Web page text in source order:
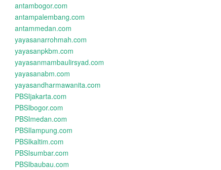
antambogor.com
antampalembang.com
antammedan.com
yayasanarrohmah.com
yayasanpkbm.com
yayasanmambaulirsyad.com
yayasanabm.com
yayasandharmawanita.com
PBSIjakarta.com
PBSIbogor.com
PBSImedan.com
PBSIlampung.com
PBSIkaltim.com
PBSIsumbar.com
PBSIbaubau.com